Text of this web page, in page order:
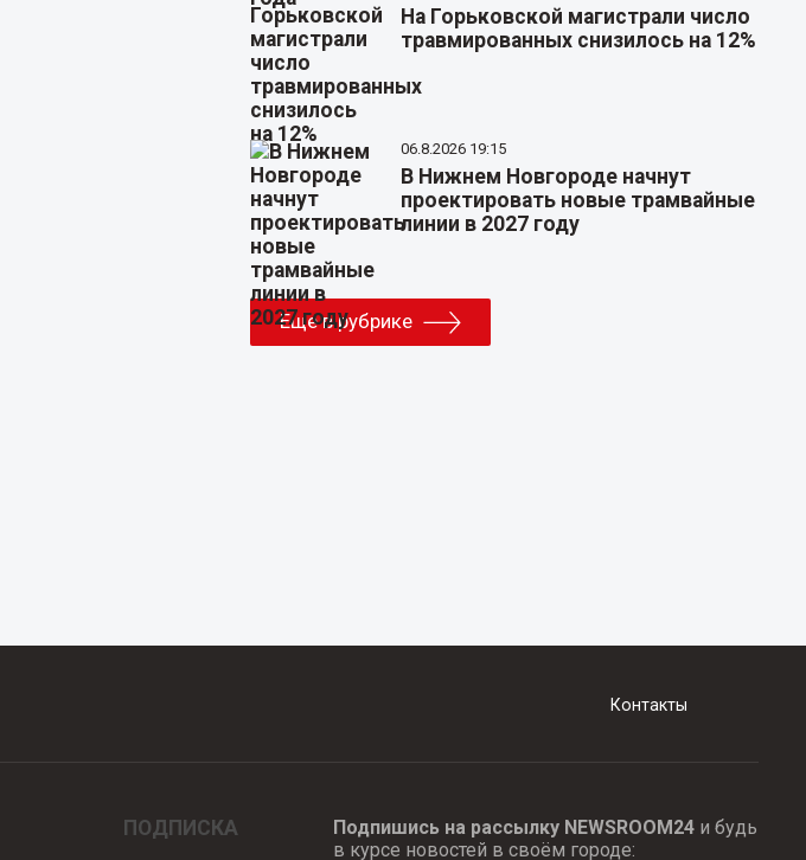
На Горьковской магистрали число
травмированных снизилось на 12%
06.8.2026 19:15
В Нижнем Новгороде начнут
проектировать новые трамвайные
линии в 2027 году
Еще в рубрике
Контакты
ПОДПИСКА Подпишись на рассылку NEWSROOM24и будь
в курсе новостей в своём городе: